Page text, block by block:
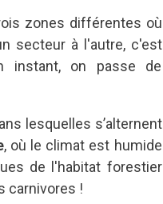
zones différentes où
secteur à l'autre, c'est
instant, on passe de
lesquelles s’alternent
, où le climat est humide
de l'habitat forestier
carnivores !